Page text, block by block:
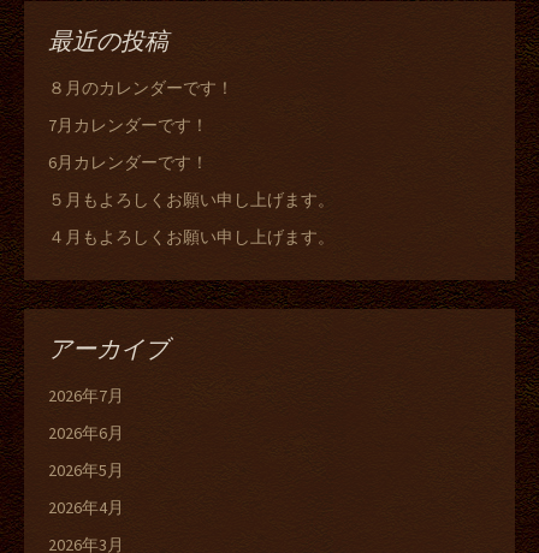
最近の投稿
８月のカレンダーです！
7月カレンダーです！
6月カレンダーです！
５月もよろしくお願い申し上げます。
４月もよろしくお願い申し上げます。
アーカイブ
2026年7月
2026年6月
2026年5月
2026年4月
2026年3月